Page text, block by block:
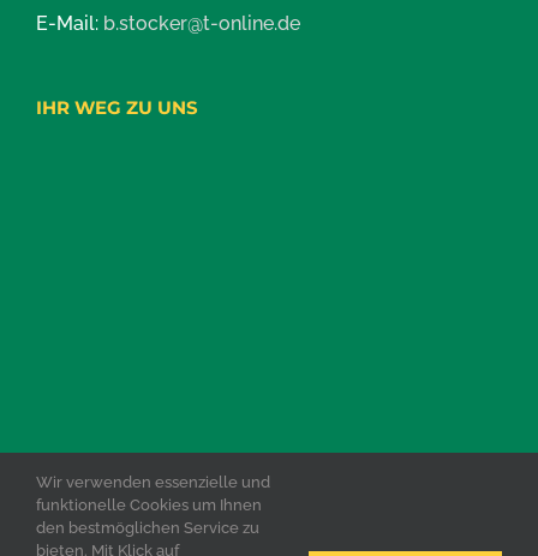
E-Mail: b.stocker@t-online.de
IHR WEG ZU UNS
Wir verwenden essenzielle und
funktionelle Cookies um Ihnen
den bestmöglichen Service zu
bieten. Mit Klick auf